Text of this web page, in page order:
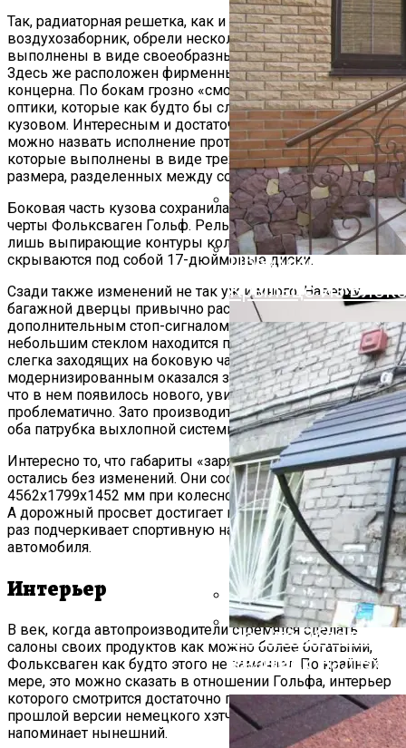
Облицовочный
Преимущества И
На Что Обратить
Ванны?
Крыльцо Из
Козырек Над
Так, радиаторная решетка, как и нижний
воздухозаборник, обрели несколько иные очертания и
выполнены в виде своеобразных «пчелиных» сот.
Здесь же расположен фирменный знак немецкого
концерна. По бокам грозно «смотрят» фары головной
оптики, которые как будто бы сливаются с остальным
кузовом. Интересным и достаточно оригинальным
можно назвать исполнение противотуманных фар,
которые выполнены в виде трех огней небольшого
размера, разделенных между собой черными полосами.
Боковая часть кузова сохранила в себе традиционные
черты Фольксваген Гольф. Рельефность ей придает
лишь выпирающие контуры колесных арок, которые
скрываются под собой 17-дюймовые диски.
Сзади также изменений не так уж и много. Наверху
багажной дверцы привычно расположено антикрыло с
дополнительным стоп-сигналом. Под относительно
небольшим стеклом находится пара стандартных фар,
слегка заходящих на боковую часть кузова. Слегка
модернизированным оказался задний бампер, правда,
что в нем появилось нового, увидеть достаточно
проблематично. Зато производитель решил соединить
оба патрубка выхлопной системы вместе.
Интересно то, что габариты «заряженного» хэтчбека
остались без изменений. Они составляют
4562х1799х1452 мм при колесной базе, равной 2635 мм.
А дорожный просвет достигает всего 135 мм, что еще
раз подчеркивает спортивную направленность
автомобиля.
Интерьер
В век, когда автопроизводители стремятся сделать
салоны своих продуктов как можно более богатыми,
Фольксваген как будто этого не замечает. По крайней
мере, это можно сказать в отношении Гольфа, интерьер
которого смотрится достаточно просто. Причем салон
прошлой версии немецкого хэтчбека во многом
напоминает нынешний.